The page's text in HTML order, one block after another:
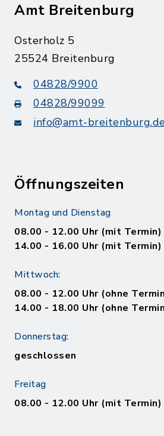
Amt Breitenburg
Osterholz 5
25524 Breitenburg
04828/9900
04828/99099
info@amt-
Öffnungszeiten
Montag und Dienstag
08.00 - 12.00 Uhr (mit Termin)
14.00 - 16.00 Uhr (mit Termin)
Mittwoch:
08.00 - 12.00 Uhr (ohne
14.00 - 18.00 Uhr (ohne
Donnerstag:
geschlossen
Freitag
08.00 - 12.00 Uhr (mit Termin)